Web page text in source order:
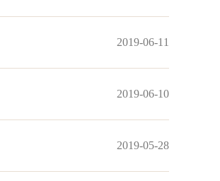
2019-06-11
2019-06-10
2019-05-28